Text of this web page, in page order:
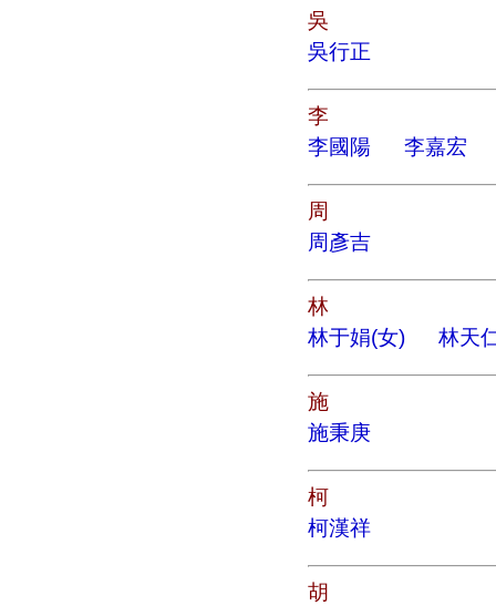
吳
吳行正
李
李國陽
李嘉宏
周
周彥吉
林
林于娟(女)
林天
施
施秉庚
柯
柯漢祥
胡